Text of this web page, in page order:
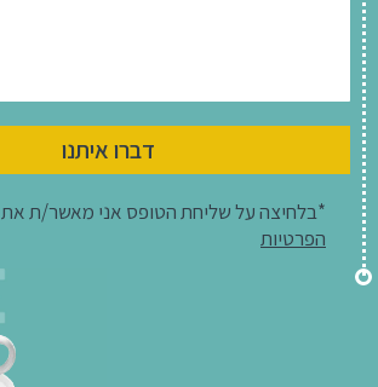
דברו איתנו
*בלחיצה על שליחת הטופס אני מאשר/ת את
הפרטיות